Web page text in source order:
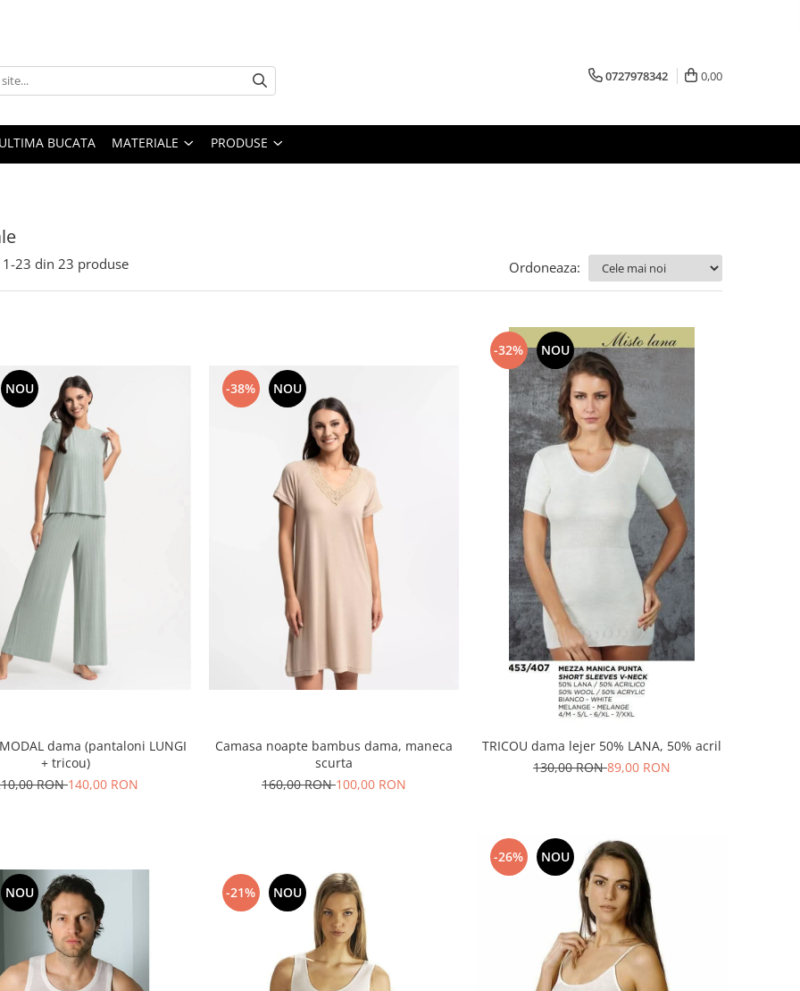
0727978342 0,00
BUCATA MATERIALE PRODUSE
1-23 din 23 produse Ordoneaza:
NOU
dama (pantaloni LUNGI
+ tricou)
RON140,00 RON
-38% NOU
Camasa noapte bambus dama, maneca
scurta
160,00 RON100,00 RON
-32% NOU
TRICOU dama lejer 50% LANA, 50% acril
130,00 RON89,00 RON
NOU -21% NOU
-26% NOU